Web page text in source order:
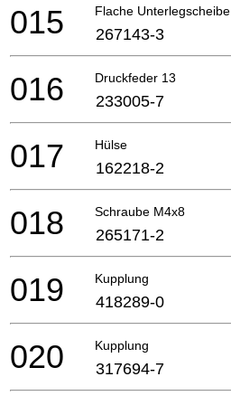
Flache Unterlegscheibe
015 267143-3
Druckfeder 13
016 233005-7
Hülse
017 162218-2
Schraube M4x8
018 265171-2
Kupplung
019 418289-0
Kupplung
020 317694-7